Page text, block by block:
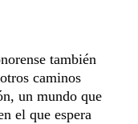
también
caminos
un mundo que
el que espera